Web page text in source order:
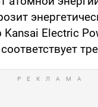
Electric